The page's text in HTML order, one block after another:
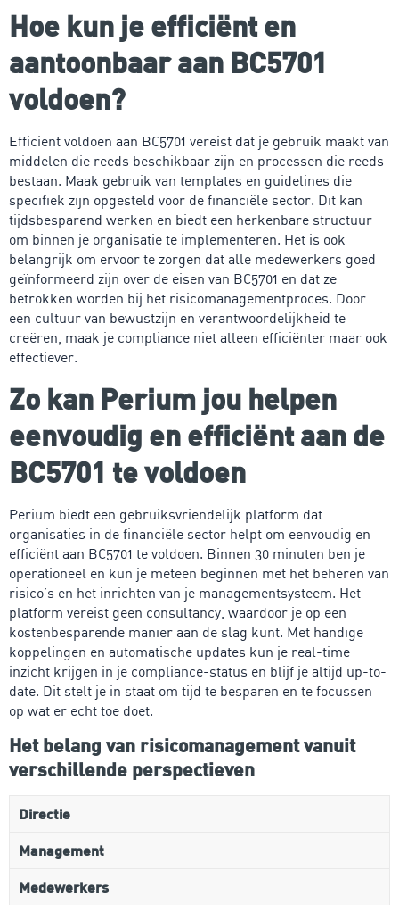
Hoe kun je efficiënt en
aantoonbaar aan BC5701
voldoen?
Efficiënt voldoen aan BC5701 vereist dat je gebruik maakt van
middelen die reeds beschikbaar zijn en processen die reeds
bestaan. Maak gebruik van templates en guidelines die
specifiek zijn opgesteld voor de financiële sector. Dit kan
tijdsbesparend werken en biedt een herkenbare structuur
om binnen je organisatie te implementeren. Het is ook
belangrijk om ervoor te zorgen dat alle medewerkers goed
geïnformeerd zijn over de eisen van BC5701 en dat ze
betrokken worden bij het risicomanagementproces. Door
een cultuur van bewustzijn en verantwoordelijkheid te
creëren, maak je compliance niet alleen efficiënter maar ook
effectiever.
Zo kan Perium jou helpen
eenvoudig en efficiënt aan de
BC5701 te voldoen
Perium biedt een gebruiksvriendelijk platform dat
organisaties in de financiële sector helpt om eenvoudig en
efficiënt aan BC5701 te voldoen. Binnen 30 minuten ben je
operationeel en kun je meteen beginnen met het beheren van
risico’s en het inrichten van je managementsysteem. Het
platform vereist geen consultancy, waardoor je op een
kostenbesparende manier aan de slag kunt. Met handige
koppelingen en automatische updates kun je real-time
inzicht krijgen in je compliance-status en blijf je altijd up-to-
date. Dit stelt je in staat om tijd te besparen en te focussen
op wat er echt toe doet.
Het belang van risicomanagement vanuit
verschillende perspectieven
Directie
Management
Medewerkers